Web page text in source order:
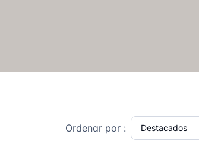
Ordenar por :